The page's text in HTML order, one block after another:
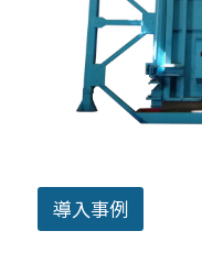
導入事例